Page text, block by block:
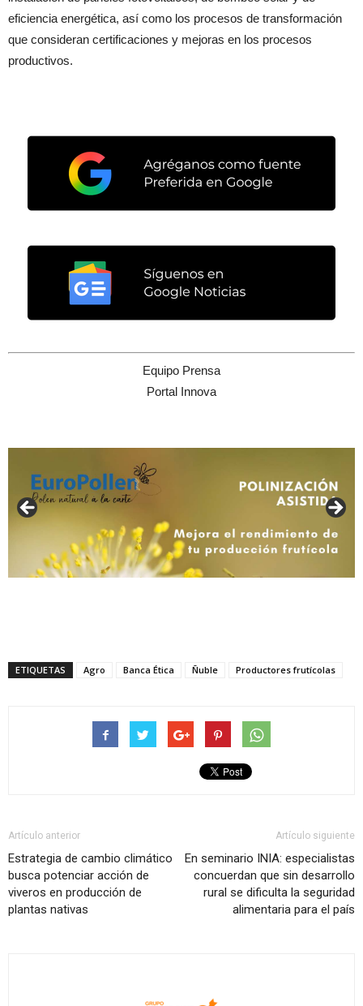
eficiencia energética, así como los procesos de transformación
que consideran certificaciones y mejoras en los procesos
productivos.
Equipo Prensa
Portal Innova
ETIQUETAS Agro Banca Ética Ñuble Productores frutícolas
Artículo anterior
Estrategia de cambio climático
busca potenciar acción de
viveros en producción de
plantas nativas
Artículo siguiente
En seminario INIA: especialistas
concuerdan que sin desarrollo
rural se dificulta la seguridad
alimentaria para el país